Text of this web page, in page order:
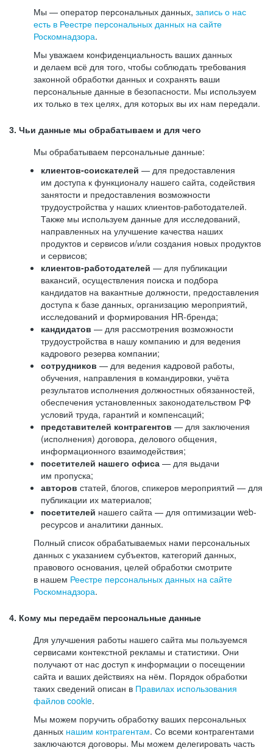
Мы — оператор персональных данных, запись о нас
есть в Реестре персональных данных на сайте
Роскомнадзора.
Мы уважаем конфиденциальность ваших данных
и делаем всё для того, чтобы соблюдать требования
законной обработки данных и сохранять ваши
персональные данные в безопасности. Мы используем
их только в тех целях, для которых вы их нам передали.
3. Чьи данные мы обрабатываем и для чего
Мы обрабатываем персональные данные:
клиентов-соискателей — для предоставления
им доступа к функционалу нашего сайта, содействия
занятости и предоставления возможности
трудоустройства у наших клиентов-работодателей.
Также мы используем данные для исследований,
направленных на улучшение качества наших
продуктов и сервисов и/или создания новых продуктов
и сервисов;
клиентов-работодателей — для публикации
вакансий, осуществления поиска и подбора
кандидатов на вакантные должности, предоставления
доступа к базе данных, организацию мероприятий,
исследований и формирования HR-бренда;
кандидатов — для рассмотрения возможности
трудоустройства в нашу компанию и для ведения
кадрового резерва компании;
сотрудников — для ведения кадровой работы,
обучения, направления в командировки, учёта
результатов исполнения должностных обязанностей,
обеспечения установленных законодательством РФ
условий труда, гарантий и компенсаций;
представителей контрагентов — для заключения
(исполнения) договора, делового общения,
информационного взаимодействия;
посетителей нашего офиса — для выдачи
им пропуска;
авторов статей, блогов, спикеров мероприятий — для
публикации их материалов;
посетителей нашего сайта — для оптимизации web-
ресурсов и аналитики данных.
Полный список обрабатываемых нами персональных
данных с указанием субъектов, категорий данных,
правового основания, целей обработки смотрите
в нашем Реестре персональных данных на сайте
Роскомнадзора.
4. Кому мы передаём персональные данные
Для улучшения работы нашего сайта мы пользуемся
сервисами контекстной рекламы и статистики. Они
получают от нас доступ к информации о посещении
сайта и ваших действиях на нём. Порядок обработки
таких сведений описан в Правилах использования
файлов cookie.
Мы можем поручить обработку ваших персональных
данных нашим контрагентам. Со всеми контрагентами
заключаются договоры. Мы можем делегировать часть